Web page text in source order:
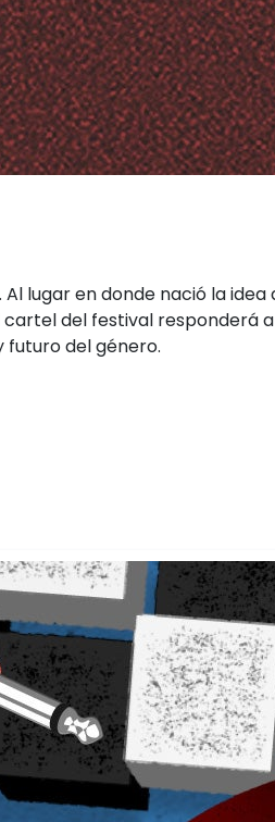
Al lugar en donde nació la
del festival
futuro del género.